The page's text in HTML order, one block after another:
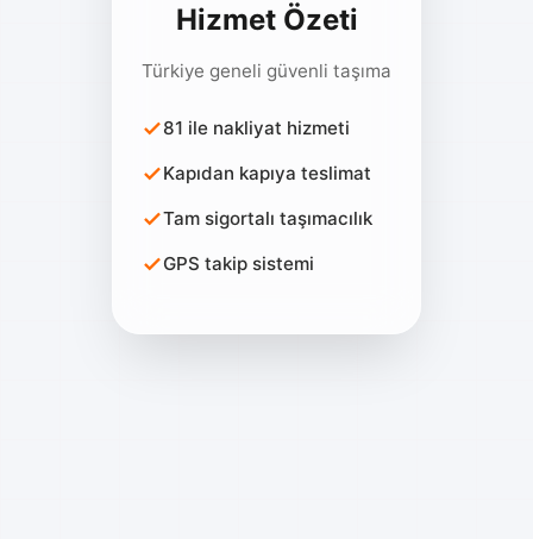
Hizmet Özeti
Türkiye geneli güvenli taşıma
81 ile nakliyat hizmeti
Kapıdan kapıya teslimat
Tam sigortalı taşımacılık
GPS takip sistemi